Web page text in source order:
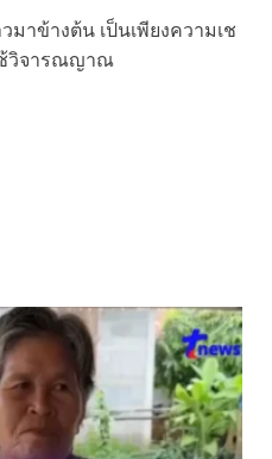
มาข้างต้น เป็นเพียงความเช
ช้วิจารณญาณ